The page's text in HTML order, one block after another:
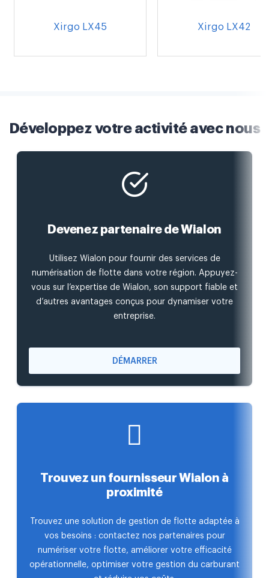
Xirgo LX45 Xirgo LX42
Développez votre activité avec nous
Devenez partenaire de Wialon
Utilisez Wialon pour fournir des services de
numérisation de flotte dans votre région. Appuyez-
vous sur l’expertise de Wialon, son support fiable et
d’autres avantages conçus pour dynamiser votre
entreprise.
DÉMARRER
Trouvez un fournisseur Wialon à
proximité
Trouvez une solution de gestion de flotte adaptée à
vos besoins : contactez nos partenaires pour
numériser votre flotte, améliorer votre efficacité
opérationnelle, optimiser votre gestion du carburant